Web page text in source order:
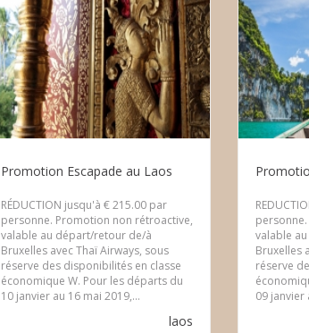
Promotion Escapade au Laos
RÉDUCTION jusqu'à € 215.00 par
personne. Promotion non rétroactive,
valable au départ/retour de/à
Bruxelles avec Thaï Airways, sous
réserve des disponibilités en classe
économique W. Pour les départs du
10 janvier au 16 mai 2019,...
laos
valable
Bruxelles
réserve
09 janvier